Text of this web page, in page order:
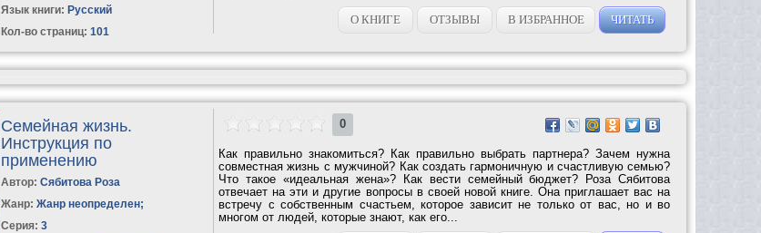
Язык книги: Русский
Кол-во страниц: 101
О КНИГЕ
ОТЗЫВЫ В ИЗБРАННОЕ ЧИТАТЬ
Семейная жизнь.
Инструкция по
применению
Автор:Сябитова Роза
Жанр: Жанр неопределен;
Серия:3
0
Как правильно знакомиться? Как правильно выбрать партнера? Зачем нужна
совместная жизнь с мужчиной? Как создать гармоничную и счастливую семью?
Что такое «идеальная жена»? Как вести семейный бюджет? Роза Сябитова
отвечает на эти и другие вопросы в своей новой книге. Она приглашает вас на
встречу с собственным счастьем, которое зависит не только от вас, но и во
многом от людей, которые знают, как его...